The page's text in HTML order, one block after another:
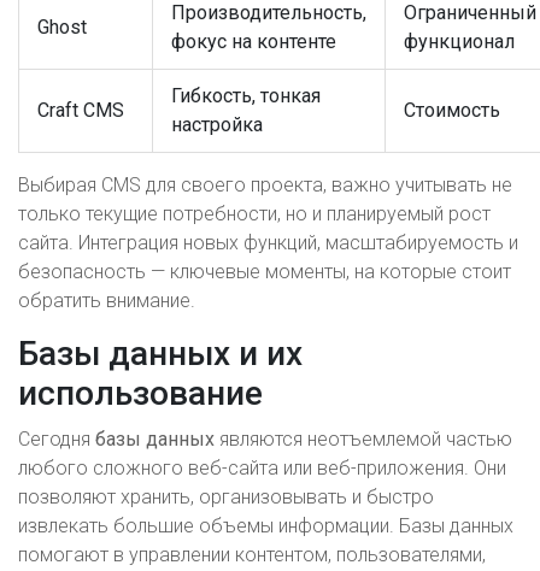
Ghost
Производительность,
фокус на контенте
Ограниченный
функционал
Craft CMS
Гибкость, тонкая
настройка
Стоимость
Выбирая CMS для своего проекта, важно учитывать не
только текущие потребности, но и планируемый рост
сайта. Интеграция новых функций, масштабируемость и
безопасность — ключевые моменты, на которые стоит
обратить внимание.
Базы данных и их
использование
Сегодня базы данных являются неотъемлемой частью
любого сложного веб-сайта или веб-приложения. Они
позволяют хранить, организовывать и быстро
извлекать большие объемы информации. Базы данных
помогают в управлении контентом, пользователями,